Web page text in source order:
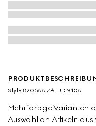
Style ‎820588 ZATUD 9108
Mehrfarbige Varianten
Auswahl an Artikeln aus